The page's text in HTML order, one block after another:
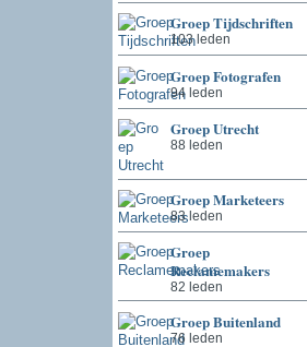
Groep Tijdschriften
103 leden
Groep Fotografen
94 leden
Groep Utrecht
88 leden
Groep Marketeers
83 leden
Groep
Reclamemakers
82 leden
Groep Buitenland
76 leden